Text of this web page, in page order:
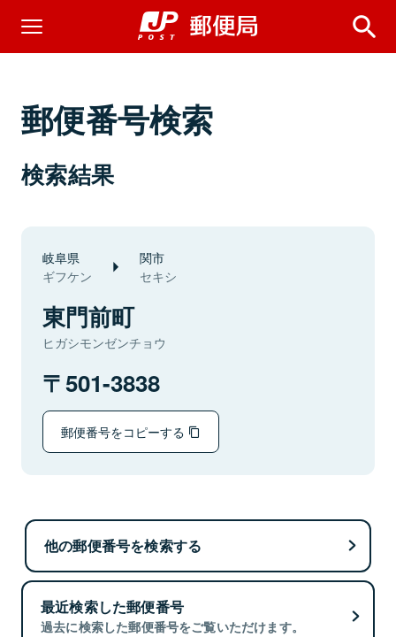
郵便番号検索
検索結果
岐阜県
ギフケン
関市
セキシ
東門前町
ヒガシモンゼンチョウ
501-3838
郵便番号をコピーする
他の郵便番号を検索する
最近検索した郵便番号
過去に検索した郵便番号をご覧いただけます。